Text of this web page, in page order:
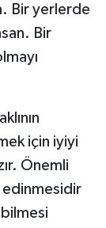
Bir yerlerde
Bir
için iyiyi
Önemli
edinmesidir